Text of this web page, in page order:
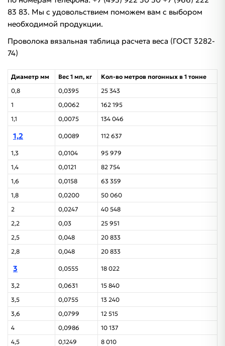
83 83. Мы с удовольствием поможем вам с выбором
необходимой продукции.
Проволока вязальная таблица расчета веса (ГОСТ 3282-
74)
Диаметр мм Вес 1 мп, кг
Кол-во метров погонных в 1 тонне
0,8
0,0395
25 343
1
0,0062
162 195
1,1
0,0075 134 046
1,2 0,0089 112 637
1,3 0,0104
95 979
1,4
0,0121
82 754
1,6
0,0158
63 359
1,8
0,0200
50 060
2
0,0247
40 548
2,2
0,03
25 951
2,5
0,048
20 833
2,8
0,048 20 833
3 0,0555 18 022
3,2 0,0631
15 840
3,5
0,0755
13 240
3,6
0,0799
12 515
4
0,0986
10 137
4,5
0,1249 8 010